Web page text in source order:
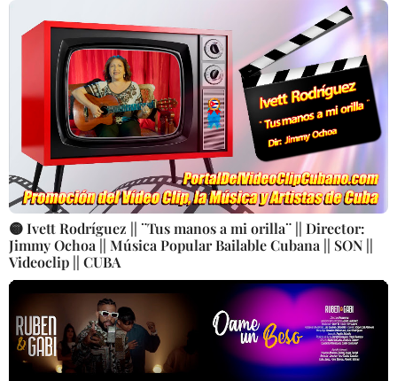
🟡 Ivett Rodríguez || ¨Tus manos a mi orilla¨ || Director:
Jimmy Ochoa || Música Popular Bailable Cubana || SON ||
Videoclip || CUBA